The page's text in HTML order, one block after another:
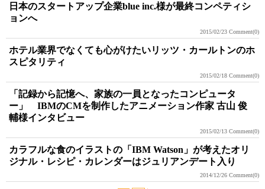
日本のスタートアップ企業blue inc.様が最終コンペティシ
ョンへ
2015/02/23 Comment(0)
ホテル業界でなくても心がけたいリッツ・カールトンのホ
スピタリティ
2015/02/18 Comment(0)
「記録から記憶へ、家族の一員となったコンピュータ
ー」 IBMのCMを制作したアニメーション作家 古山 俊
輔様インタビュー
2015/02/13 Comment(0)
カラフルな食のイラストの「IBM Watson」が考えたオリ
ジナル・レシピ・カレンダーはジュリアンデート入り
2014/12/26 Comment(0)